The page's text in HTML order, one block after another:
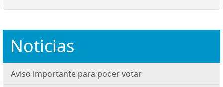
Noticias
Aviso importante para poder votar